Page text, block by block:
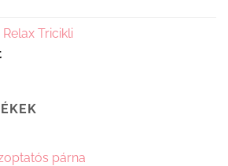
Tricikli
párna